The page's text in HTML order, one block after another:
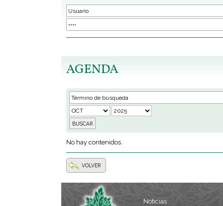
AGENDA
No hay contenidos.
VOLVER
Noticias